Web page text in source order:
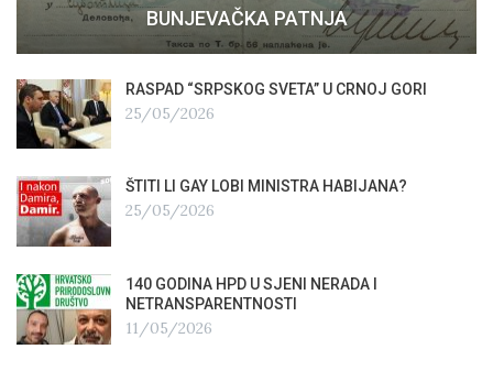
BUNJEVAČKA PATNJA
RASPAD “SRPSKOG SVETA” U CRNOJ GORI
25/05/2026
ŠTITI LI GAY LOBI MINISTRA HABIJANA?
25/05/2026
140 GODINA HPD U SJENI NERADA I
NETRANSPARENTNOSTI
11/05/2026